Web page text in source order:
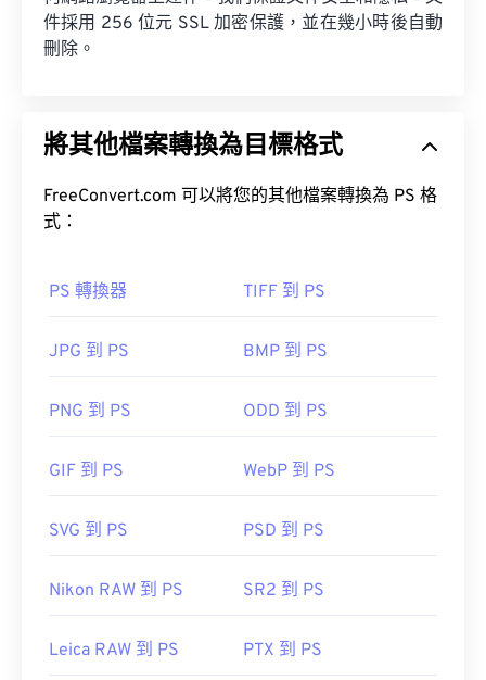
件採用 256 位元 SSL 加密保護，並在幾小時後自動
刪除。
將其他檔案轉換為目標格式
FreeConvert.com 可以將您的其他檔案轉換為 PS 格
式：
PS 轉換器 TIFF 到 PS
JPG 到 PS BMP 到 PS
PNG 到 PS ODD 到 PS
GIF 到 PS WebP 到 PS
SVG 到 PS PSD 到 PS
Nikon RAW 到 PS SR2 到 PS
Leica RAW 到 PS PTX 到 PS